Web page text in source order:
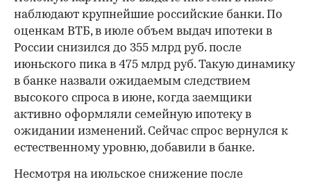
наблюдают крупнейшие российские банки. По
оценкам ВТБ, в июле объем выдач ипотеки в
России снизился до 355 млрд руб. после
июньского пика в 475 млрд руб. Такую динамику
в банке назвали ожидаемым следствием
высокого спроса в июне, когда заемщики
активно оформляли семейную ипотеку в
ожидании изменений. Сейчас спрос вернулся к
естественному уровню, добавили в банке.
Несмотря на июльское снижение после